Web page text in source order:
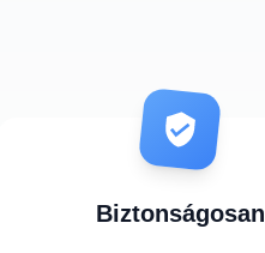
Biztonságosan